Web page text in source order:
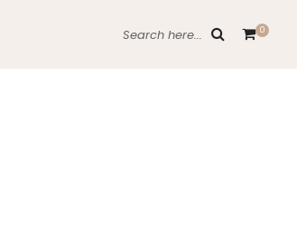
Search here... 0